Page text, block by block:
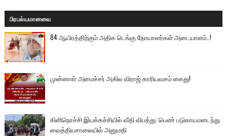
பிரபல்யமானவை
84 ஆயிரத்திற்கும் அதிக டெங்கு நோயாளர்கள் அடையாளம்..!
முன்னாள் அமைச்சர் அகில விராஜ் காரியவசம் கைது!
கிளிநொச்சி இயக்கச்சியில் வீதி விபத்து: பெண் படுகாயமடைந்து
வைத்தியசாலையில் அனுமதி